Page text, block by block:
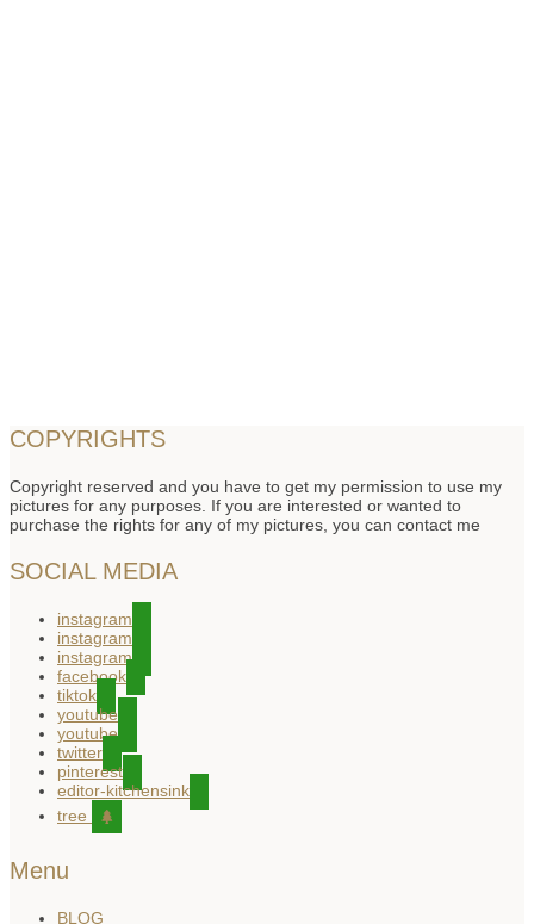
COPYRIGHTS
Copyright reserved and you have to get my permission to use my
pictures for any purposes. If you are interested or wanted to
purchase the rights for any of my pictures, you can contact me
SOCIAL MEDIA
instagram
instagram
instagram
facebook
tiktok
youtube
youtube
twitter
pinterest
editor-kitchensink
tree
Menu
BLOG